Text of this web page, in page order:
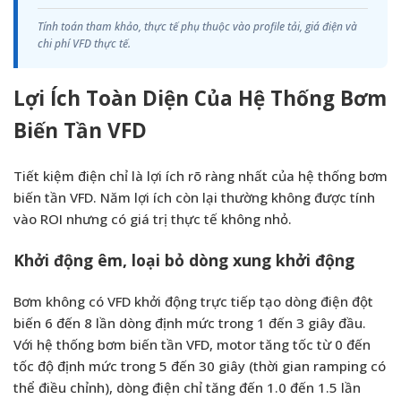
Tính toán tham khảo, thực tế phụ thuộc vào profile tải, giá điện và
chi phí VFD thực tế.
Lợi Ích Toàn Diện Của Hệ Thống Bơm
Biến Tần VFD
Tiết kiệm điện chỉ là lợi ích rõ ràng nhất của hệ thống bơm
biến tần VFD. Năm lợi ích còn lại thường không được tính
vào ROI nhưng có giá trị thực tế không nhỏ.
Khởi động êm, loại bỏ dòng xung khởi động
Bơm không có VFD khởi động trực tiếp tạo dòng điện đột
biến 6 đến 8 lần dòng định mức trong 1 đến 3 giây đầu.
Với hệ thống bơm biến tần VFD, motor tăng tốc từ 0 đến
tốc độ định mức trong 5 đến 30 giây (thời gian ramping có
thể điều chỉnh), dòng điện chỉ tăng đến 1.0 đến 1.5 lần